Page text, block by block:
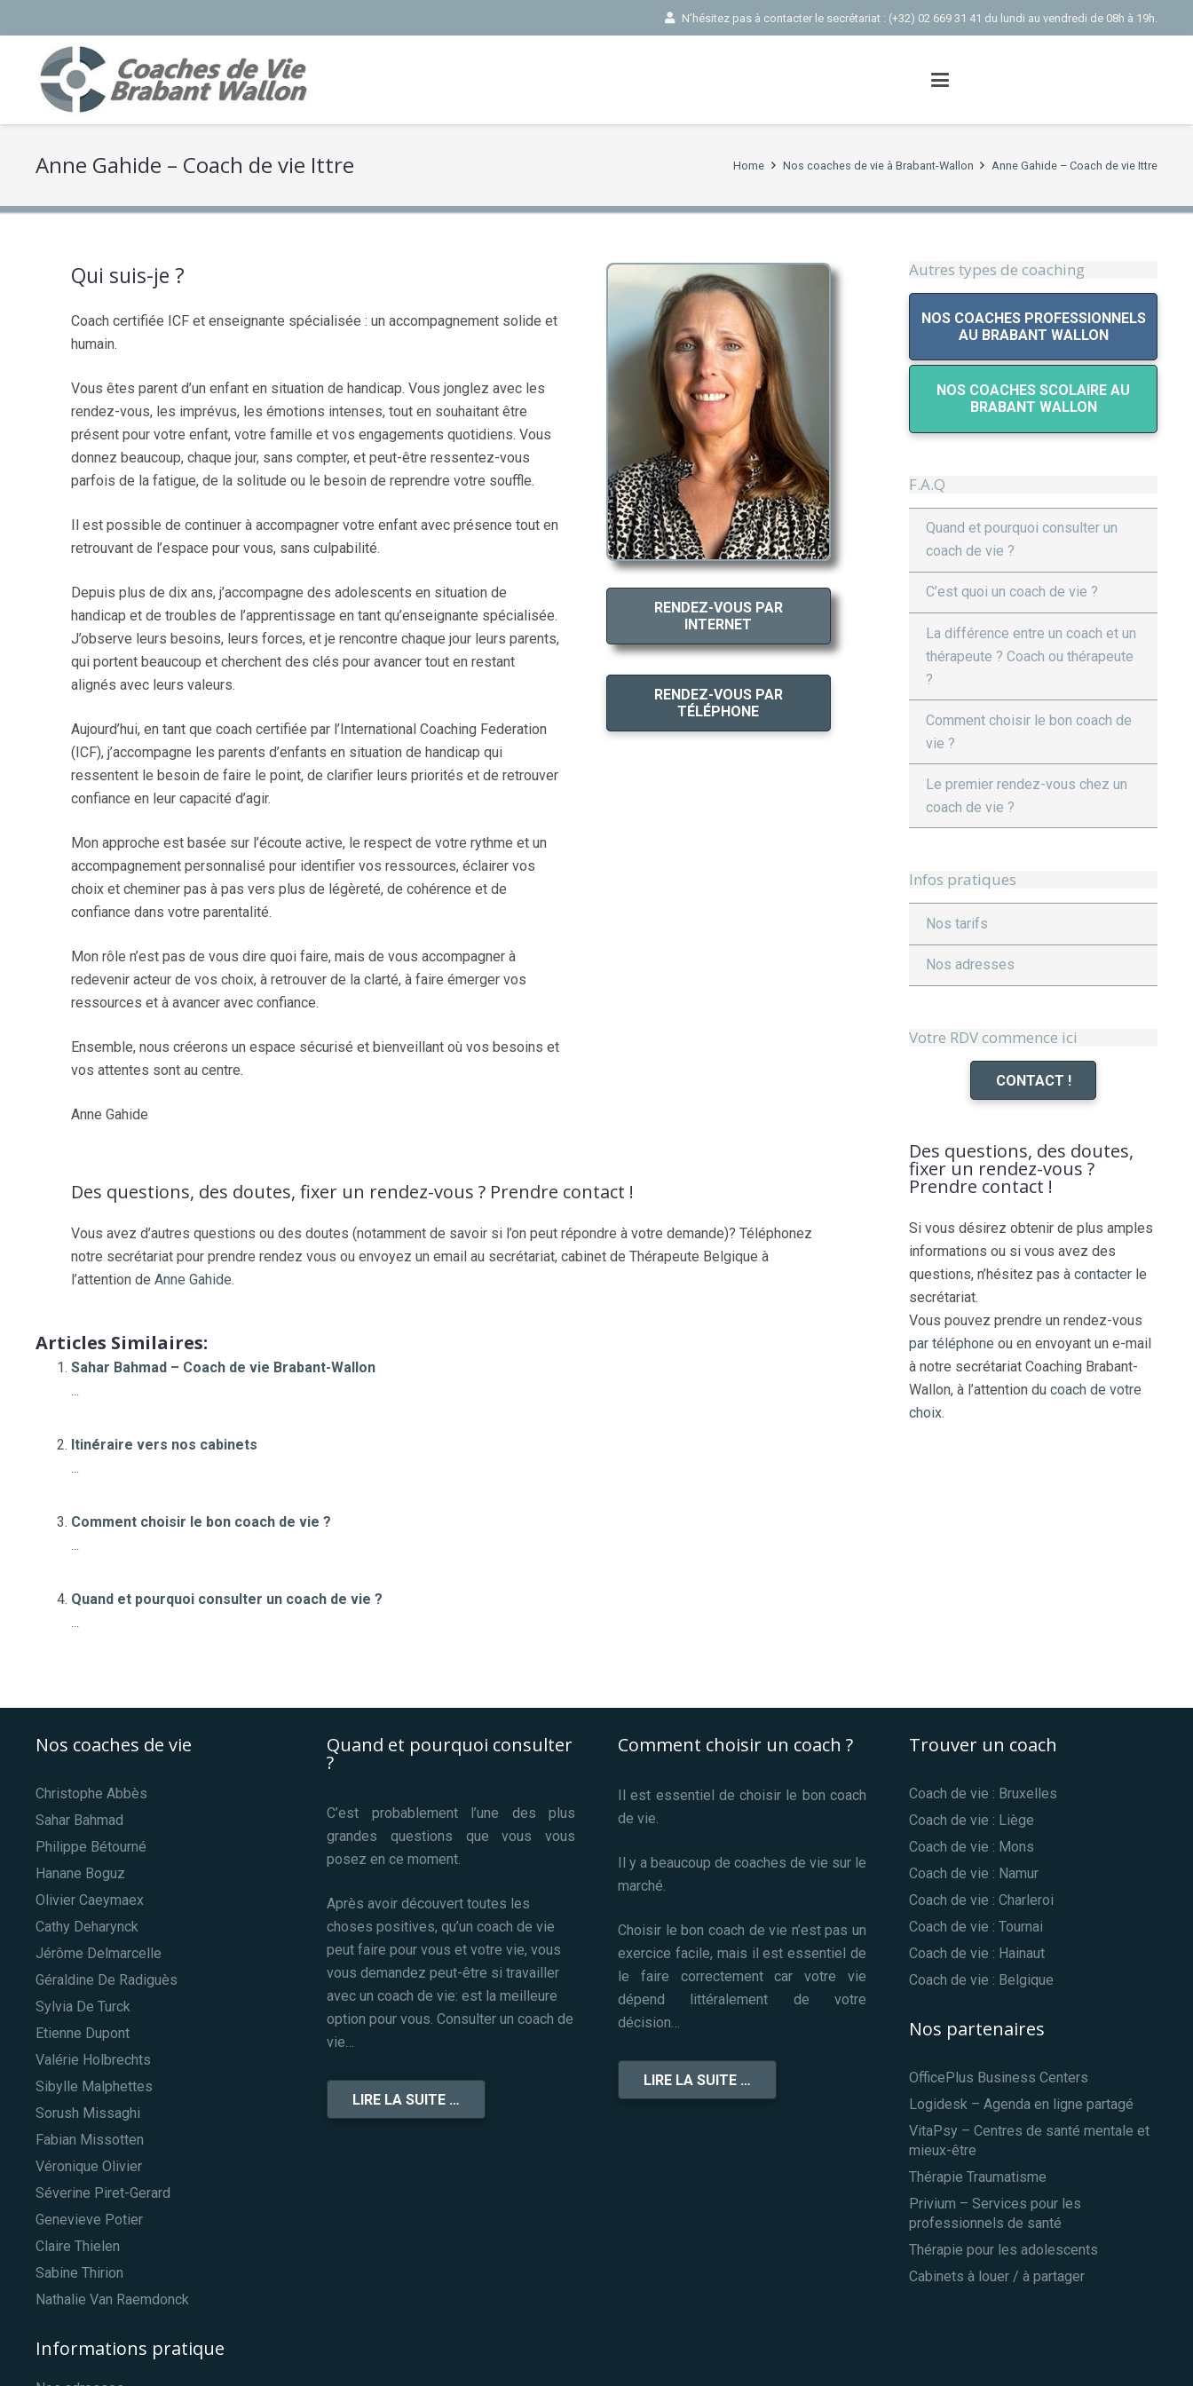
N’hésitez pas à contacter le secrétariat : (+32) 02 669 31 41 du lundi au vendredi de 08h à 19h.
Anne Gahide – Coach de vie Ittre Home Nos coaches de vie à Brabant-Wallon Anne Gahide – Coach de vie Ittre
Qui suis-je ?
Coach certifiée ICF et enseignante spécialisée : un accompagnement solide et
humain.
Vous êtes parent d’un enfant en situation de handicap. Vous jonglez avec les
rendez-vous, les imprévus, les émotions intenses, tout en souhaitant être
présent pour votre enfant, votre famille et vos engagements quotidiens. Vous
donnez beaucoup, chaque jour, sans compter, et peut-être ressentez-vous
parfois de la fatigue, de la solitude ou le besoin de reprendre votre souffle.
Il est possible de continuer à accompagner votre enfant avec présence tout en
retrouvant de l’espace pour vous, sans culpabilité.
Depuis plus de dix ans, j’accompagne des adolescents en situation de
handicap et de troubles de l’apprentissage en tant qu’enseignante spécialisée.
J’observe leurs besoins, leurs forces, et je rencontre chaque jour leurs parents,
qui portent beaucoup et cherchent des clés pour avancer tout en restant
alignés avec leurs valeurs.
Aujourd’hui, en tant que coach certifiée par l’International Coaching Federation
(ICF), j’accompagne les parents d’enfants en situation de handicap qui
ressentent le besoin de faire le point, de clarifier leurs priorités et de retrouver
confiance en leur capacité d’agir.
Mon approche est basée sur l’écoute active, le respect de votre rythme et un
accompagnement personnalisé pour identifier vos ressources, éclairer vos
choix et cheminer pas à pas vers plus de légèreté, de cohérence et de
confiance dans votre parentalité.
Mon rôle n’est pas de vous dire quoi faire, mais de vous accompagner à
redevenir acteur de vos choix, à retrouver de la clarté, à faire émerger vos
ressources et à avancer avec confiance.
Ensemble, nous créerons un espace sécurisé et bienveillant où vos besoins et
vos attentes sont au centre.
Anne Gahide
RENDEZ-VOUS PAR
INTERNET
RENDEZ-VOUS PAR
TÉLÉPHONE
Des questions, des doutes, fixer un rendez-vous ? Prendre contact !
Vous avez d’autres questions ou des doutes (notamment de savoir si l’on peut répondre à votre demande)? Téléphonez
notre secrétariat pour prendre rendez vous ou envoyez un email au secrétariat, cabinet de Thérapeute Belgique à
l’attention de Anne Gahide.
Articles Similaires:
Sahar Bahmad – Coach de vie Brabant-Wallon
...
Itinéraire vers nos cabinets
...
Comment choisir le bon coach de vie ?
...
Quand et pourquoi consulter un coach de vie ?
...
Autres types de coaching
NOS COACHES PROFESSIONNELS
AU BRABANT WALLON
NOS COACHES SCOLAIRE AU
BRABANT WALLON
F.A.Q
Quand et pourquoi consulter un
coach de vie ?
C’est quoi un coach de vie ?
La différence entre un coach et un
thérapeute ? Coach ou thérapeute
?
Comment choisir le bon coach de
vie ?
Le premier rendez-vous chez un
coach de vie ?
Infos pratiques
Nos tarifs
Nos adresses
Votre RDV commence ici
CONTACT !
Des questions, des doutes,
fixer un rendez-vous ?
Prendre contact !
Si vous désirez obtenir de plus amples
informations ou si vous avez des
questions, n’hésitez pas à contacter le
secrétariat.
Vous pouvez prendre un rendez-vous
par téléphone ou en envoyant un e-mail
à notre secrétariat Coaching Brabant-
Wallon, à l’attention du coach de votre
choix.
Nos coaches de vie
Christophe Abbès
Sahar Bahmad
Philippe Bétourné
Hanane Boguz
Olivier Caeymaex
Cathy Deharynck
Jérôme Delmarcelle
Géraldine De Radiguès
Sylvia De Turck
Etienne Dupont
Valérie Holbrechts
Sibylle Malphettes
Sorush Missaghi
Fabian Missotten
Véronique Olivier
Séverine Piret-Gerard
Genevieve Potier
Claire Thielen
Sabine Thirion
Nathalie Van Raemdonck
Informations pratique
Quand et pourquoi consulter
?
C’est probablement l’une des plus
grandes questions que vous vous
posez en ce moment.
Après avoir découvert toutes les
choses positives, qu’un coach de vie
peut faire pour vous et votre vie, vous
vous demandez peut-être si travailler
avec un coach de vie: est la meilleure
option pour vous. Consulter un coach de
vie…
LIRE LA SUITE …
Comment choisir un coach ?
Il est essentiel de choisir le bon coach
de vie.
Il y a beaucoup de coaches de vie sur le
marché.
Choisir le bon coach de vie n’est pas un
exercice facile, mais il est essentiel de
le faire correctement car votre vie
dépend littéralement de votre
décision…
LIRE LA SUITE …
Trouver un coach
Coach de vie : Bruxelles
Coach de vie : Liège
Coach de vie : Mons
Coach de vie : Namur
Coach de vie : Charleroi
Coach de vie : Tournai
Coach de vie : Hainaut
Coach de vie : Belgique
Nos partenaires
OfficePlus Business Centers
Logidesk – Agenda en ligne partagé
VitaPsy – Centres de santé mentale et
mieux-être
Thérapie Traumatisme
Privium – Services pour les
professionnels de santé
Thérapie pour les adolescents
Cabinets à louer / à partager